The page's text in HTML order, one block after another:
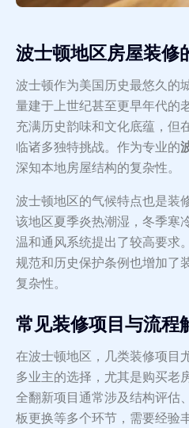
波士顿地区房屋装修
波士顿作为美国历史最悠久的
量建于上世纪甚至更早年代的
充满历史韵味和文化底蕴，但
临诸多独特挑战。作为专业的
深知本地房屋结构的复杂性。
波士顿地区的气候特点也是装
该地区夏季炎热潮湿，冬季寒
温和通风系统提出了较高要求
规范和历史保护条例也增加了
复杂性。
常见装修项目与流程
在波士顿地区，几类装修项目
多业主的选择，尤其是购买老
全翻新项目通常涉及结构评估
板更换等多个环节，需要经验